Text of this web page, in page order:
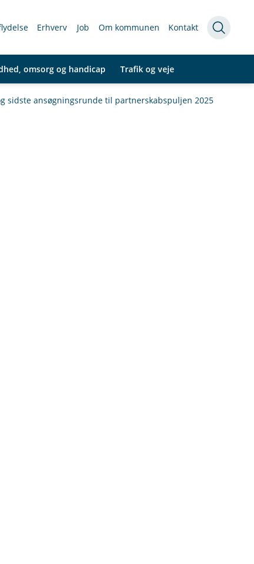
Erhverv Job Om kommunen Kontakt
omsorg og handicap Trafik og veje
sidste ansøgningsrunde til partnerskabspuljen 2025